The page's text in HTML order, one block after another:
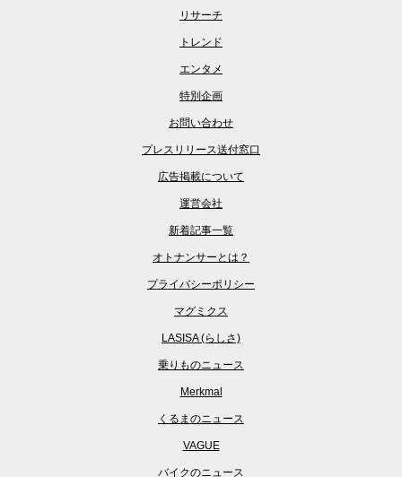
リサーチ
トレンド
エンタメ
特別企画
お問い合わせ
プレスリリース送付窓口
広告掲載について
運営会社
新着記事一覧
オトナンサーとは？
プライバシーポリシー
マグミクス
LASISA (らしさ)
乗りものニュース
Merkmal
くるまのニュース
VAGUE
バイクのニュース